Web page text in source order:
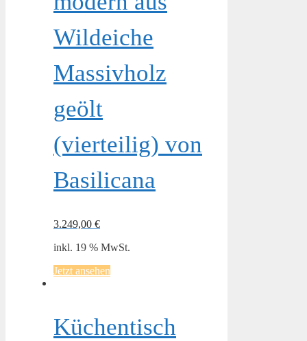
Wildeiche
Massivholz
geölt
(vierteilig) von
Basilicana
3.249,00 €
inkl. 19 % MwSt.
Jetzt ansehen
Küchentisch